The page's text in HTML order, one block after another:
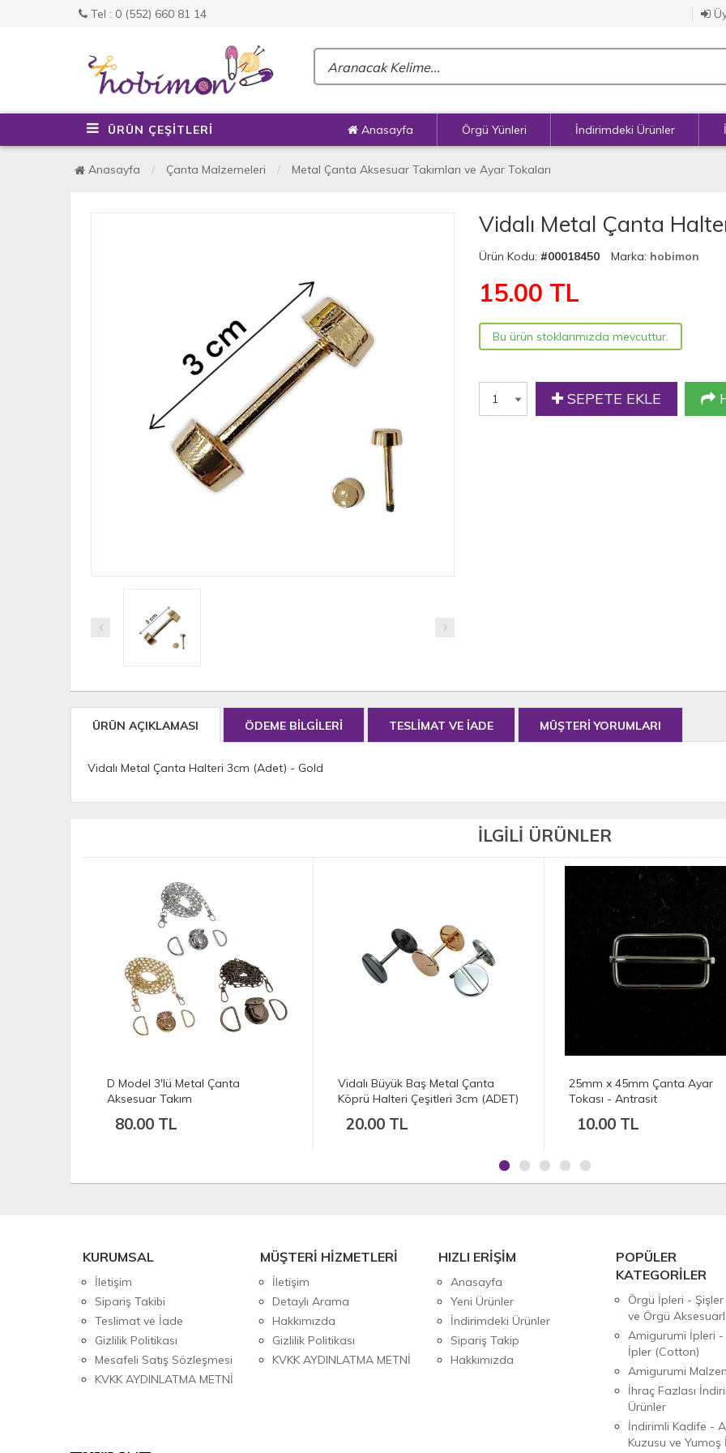
Tel : 0 (552) 660 81 14
ÜRÜN ÇEŞİTLERİ Anasayfa Örgü Yünleri İndirimdeki Ürünler
Anasayfa Çanta Malzemeleri Metal Çanta Aksesuar Takımları ve Ayar Tokaları
Vidalı Metal Çanta
Ürün Kodu: #00018450 Marka: hobimon
15.00 TL
Bu ürün stoklarımızda mevcuttur.
SEPETE EKLE
ÜRÜN AÇIKLAMASI ÖDEME BİLGİLERİ TESLİMAT VE İADE MÜŞTERİ YORUMLARI
Vidalı Metal Çanta Halteri 3cm (Adet) - Gold
İLGİLİ ÜRÜNLER
Vidalı Büyük Baş Metal Çanta
Köprü Halteri Çeşitleri 3cm (ADET)
20.00 TL
25mm x 45mm Çanta Ayar
Tokası - Antrasit
10.00 TL
25mm x 40mm Çanta
Tokası - Gold
7.50 TL
KURUMSAL
İletişim
Sipariş Takibi
Teslimat ve İade
Gizlilik Politikası
Mesafeli Satış Sözleşmesi
KVKK AYDINLATMA METNİ
MÜŞTERİ HİZMETLERİ
İletişim
Detaylı Arama
Hakkımızda
Gizlilik Politikası
KVKK AYDINLATMA METNİ
HIZLI ERİŞİM
Anasayfa
Yeni Ürünler
İndirimdeki Ürünler
Sipariş Takip
Hakkımızda
POPÜLER
KATEGORİLER
Örgü İpleri - Şişler
ve Örgü
Amigurumi İpleri -
İpler (Cotton)
Amigurumi
İhraç Fazlası
Ürünler
İndirimli Kadife -
Kuzusu ve Yumoş